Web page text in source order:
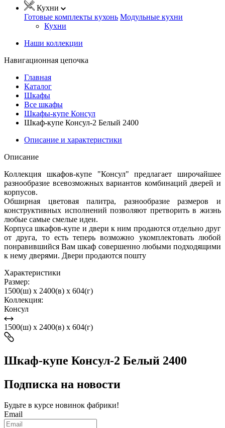
Кухни
Готовые комплекты кухонь Модульные кухни
Кухни
Наши коллекции
Навигационная цепочка
Главная
Каталог
Шкафы
Все шкафы
Шкафы-купе Консул
Шкаф-купе Консул-2 Белый 2400
Описание и характеристики
Описание
Коллекция шкафов-купе "Консул" предлагает широчайшее
разнообразие всевозможных вариантов комбинаций дверей и
корпусов.
Обширная цветовая палитра, разнообразие размеров и
конструктивных исполнений позволяют претворить в жизнь
любые самые смелые идеи.
Корпуса шкафов-купе и двери к ним продаются отдельно друг
от друга, то есть теперь возможно укомплектовать любой
понравившийся Вам шкаф совершенно любыми подходящими
к нему дверями. Двери продаются пошту
Характеристики
Размер:
1500(ш) x 2400(в) x 604(г)
Коллекция:
Консул
1500(ш) x 2400(в) x 604(г)
Шкаф-купе Консул-2 Белый 2400
Подписка на новости
Будьте в курсе новинок фабрики!
Email